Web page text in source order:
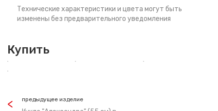
Технические характеристики и цвета могут быть
изменены без предварительного уведомления
Купить
предыдущее изделие